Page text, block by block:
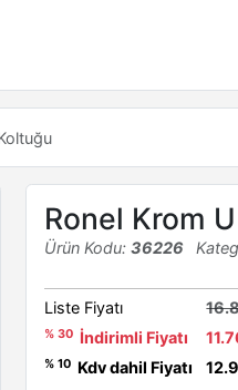
Ronel Krom
Ürün Kodu: 36226
Liste Fiyatı
% 30 İndirimli Fiyatı
% 10 Kdv dahil Fiyatı